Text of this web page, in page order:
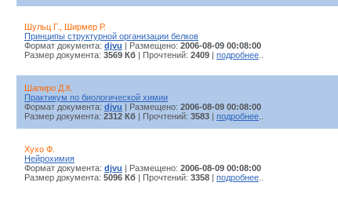
Шульц Г., Ширмер Р.
Принципы структурной организации белков
Формат документа: djvu | Размещено: 2006-08-09 00:08:00
Размер документа: 3569 Кб | Прочтений: 2409 подробнее
Шапиро Д.К.
Практикум по биологической химии
Формат документа: djvu | Размещено: 2006-08-09 00:08:00
Размер документа: 2312 Кб | Прочтений: 3583 подробнее
Хухо Ф.
Нейрохимия
Формат документа: djvu | Размещено: 2006-08-09 00:08:00
Размер документа: 5096 Кб | Прочтений: 3358 подробнее